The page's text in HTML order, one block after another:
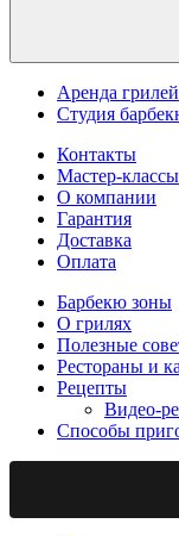
Аренда грилей
Студия
Контакты
Мастер-классы
О компании
Гарантия
Доставка
Оплата
Барбекю зоны
О грилях
Полезные
Рестораны и
Рецепты
Видео-
Способы